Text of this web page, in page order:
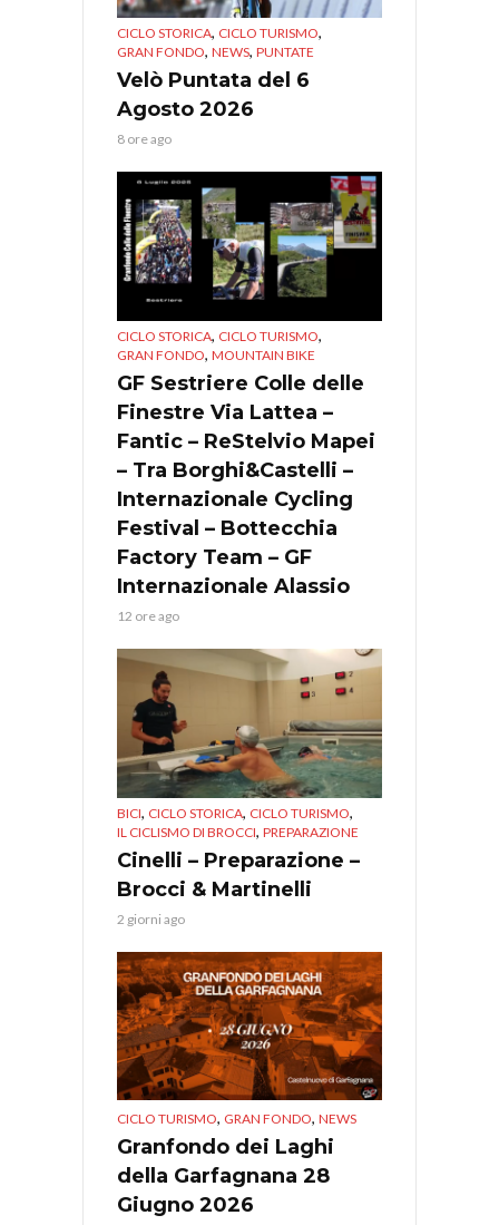
CICLO STORICA, CICLO TURISMO,
GRAN FONDO, NEWS, PUNTATE
Velò Puntata del 6
Agosto 2026
8 ore ago
CICLO STORICA, CICLO TURISMO,
GRAN FONDO, MOUNTAIN BIKE
GF Sestriere Colle delle
Finestre Via Lattea –
Fantic – ReStelvio Mapei
– Tra Borghi&Castelli –
Internazionale Cycling
Festival – Bottecchia
Factory Team – GF
Internazionale Alassio
12 ore ago
BICI, CICLO STORICA, CICLO TURISMO,
IL CICLISMO DI BROCCI, PREPARAZIONE
Cinelli – Preparazione –
Brocci & Martinelli
2 giorni ago
CICLO TURISMO, GRAN FONDO, NEWS
Granfondo dei Laghi
della Garfagnana 28
Giugno 2026